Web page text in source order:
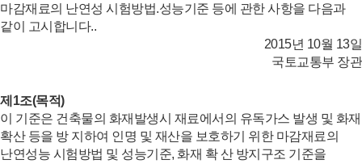
마감재료의 난연성 시험방법.성능기준 등에 관한 사항을 다음과
같이 고시합니다..
2015년 10월 13일
국토교통부 장관
제1조(목적)
이 기준은 건축물의 화재발생시 재료에서의 유독가스 발생 및 화재
확산 등을 방 지하여 인명 및 재산을 보호하기 위한 마감재료의
난연성능 시험방법 및 성능기준, 화재 확 산 방지구조 기준을